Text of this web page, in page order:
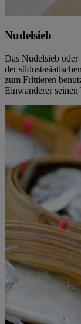
Nudelsieb
Das Nudelsieb
der
zum Frittieren
Einwanderer